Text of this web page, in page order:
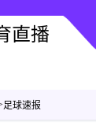
足球速报